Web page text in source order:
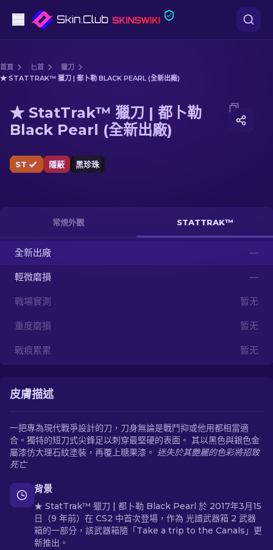
中階
步槍
匕首
ZH-TW
首頁 匕首
獵刀
★ STATTRAK™ 獵刀 | 都卜勒 BLACK PEARL (全新出廠)
Media of ★ StatTrak™ 獵刀 | 都卜勒 Black Pearl (全新出
★ StatTrak™ 獵刀 | 都卜勒
Black Pearl (全新出廠)
ST 隱蔽 黑珍珠
常規外觀 STATTRAK™
全新出廠 —
輕微磨損 —
戰場實測 暂无
重度磨損 暂无
戰痕累累 暂无
皮膚描述
一把專為現代戰爭設計的刀，刀身無論是戰鬥抑或他用都相當適
合。獨特的短刀式尖鋒足以刺穿最堅硬的表面。 其以黑色與銀色金
屬漆仿大理石紋塗裝，再覆上糖果漆。 迷失於其艷麗的色彩將招致
死亡
背景
★ StatTrak™ 獵刀 | 都卜勒 Black Pearl 於 2017年3月15
日（9 年前）在 CS2 中首次登場，作為 光譜武器箱 2 武器
箱的一部分，該武器箱隨「Take a trip to the Canals」更
新推出。